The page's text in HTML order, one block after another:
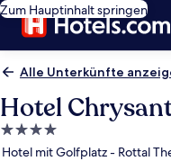
Zum Hauptinhalt springen
Alle Unterkünfte
Hotel
4.0-
Sterne-
Hotel mit Golfplatz - Rottal